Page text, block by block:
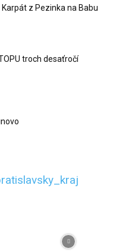
z Pezinka na Babu
troch desaťročí